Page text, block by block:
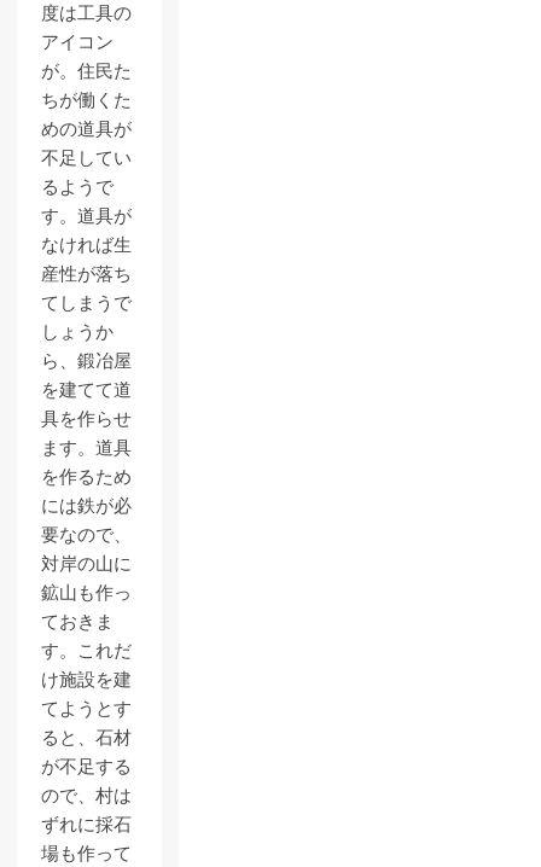
度は工具の
アイコン
が。住民た
ちが働くた
めの道具が
不足してい
るようで
す。道具が
なければ生
産性が落ち
てしまうで
しょうか
ら、鍛冶屋
を建てて道
具を作らせ
ます。道具
を作るため
には鉄が必
要なので、
対岸の山に
鉱山も作っ
ておきま
す。これだ
け施設を建
てようとす
ると、石材
が不足する
ので、村は
ずれに採石
場も作って